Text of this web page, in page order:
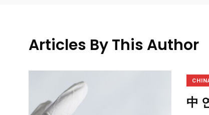
Articles By This Author
中